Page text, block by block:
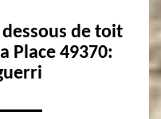
de toit
Place 49370: